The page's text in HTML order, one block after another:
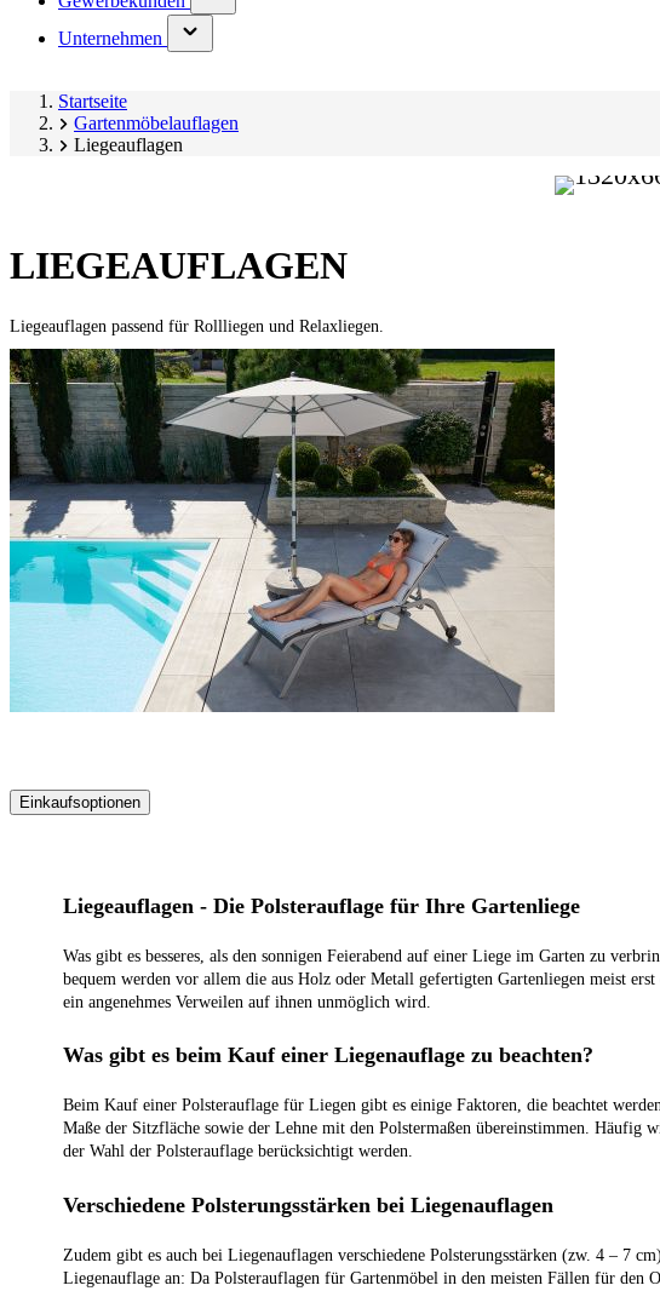
submenu)
Unternehmen
(has
submenu)
Startseite
Gartenmöbelauflagen
Liegeauflagen
LIEGEAUFLAGEN
Liegeauflagen passend für Rollliegen und Relaxliegen.
Einkaufsoptionen
Liegeauflagen - Die Polsterauflage für Ihre Gartenliege
Was gibt es besseres, als den sonnigen Feierabend auf einer Liege im Garten zu
bequem werden vor allem die aus Holz oder Metall gefertigten Gartenliegen meist
ein angenehmes Verweilen auf ihnen unmöglich wird.
Was gibt es beim Kauf einer Liegenauflage zu beachten?
Beim Kauf einer Polsterauflage für Liegen gibt es einige Faktoren, die beachtet
Maße der Sitzfläche sowie der Lehne mit den Polstermaßen übereinstimmen. Häufig
der Wahl der Polsterauflage berücksichtigt werden.
Verschiedene Polsterungsstärken bei Liegenauflagen
Zudem gibt es auch bei Liegenauflagen verschiedene Polsterungsstärken (zw. 4 – 7
Liegenauflage an: Da Polsterauflagen für Gartenmöbel in den meisten Fällen für den